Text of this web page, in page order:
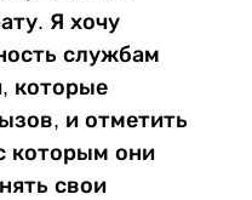
Я хочу
службам
которые
и отметить
которым они
свои